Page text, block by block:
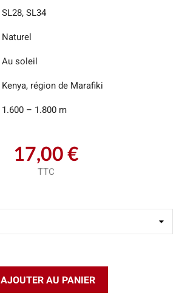
SL28, SL34
Naturel
Au soleil
Kenya, région de Marafiki
1.600 – 1.800 m
17,00 €
TTC
AJOUTER AU PANIER